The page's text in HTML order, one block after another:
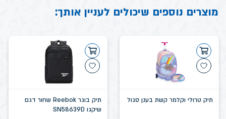
מוצרים נוספים שיכולים לעניין אותך:
תיק טרולי וקלמר קשת בענן סגול
תיק בוגר Reebok שחור דגם
שיקגו SN58639D